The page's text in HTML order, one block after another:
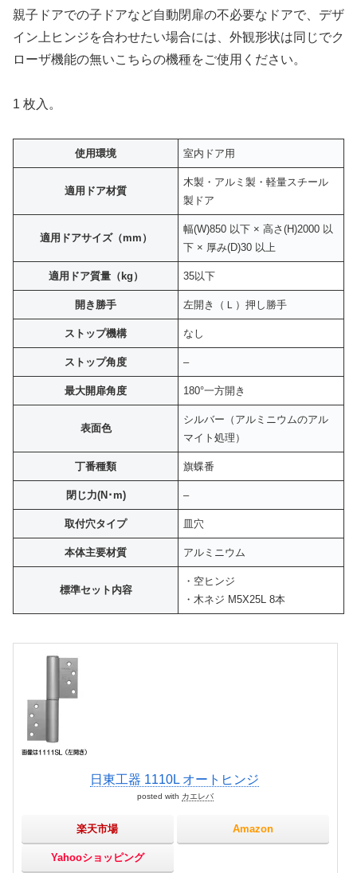
親子ドアでの子ドアなど自動閉扉の不必要なドアで、デザ
イン上ヒンジを合わせたい場合には、外観形状は同じでク
ローザ機能の無いこちらの機種をご使用ください。
1 枚入。
使用環境 室内ドア用
適用ドア材質
木製・アルミ製・軽量スチール
製ドア
適用ドアサイズ（mm）
幅(W)850 以下 × 高さ(H)2000 以
下 × 厚み(D)30 以上
適用ドア質量（kg） 35以下
開き勝手 左開き（Ｌ）押し勝手
ストップ機構 なし
ストップ角度 –
最大開扉角度 180°一方開き
表面色
シルバー（アルミニウムのアル
マイト処理）
丁番種類 旗蝶番
閉じ力(N･m) –
取付穴タイプ 皿穴
本体主要材質 アルミニウム
標準セット内容
・空ヒンジ
・木ネジ M5X25L 8本
日東工器 1110L オートヒンジ
posted with カエレバ
楽天市場 Amazon
Yahooショッピング